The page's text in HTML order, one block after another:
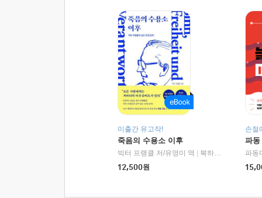
미출간 유고작!
죽음의 수용소 이후
빅터 프랭클 저/유영미 역
북하우스
12,500원
손절
파동
파동